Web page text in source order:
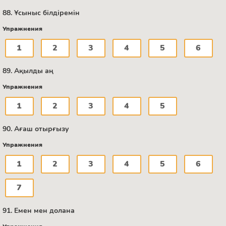
88. Ұсыныс білдіремін
Упражнения
1 2 3 4 5 6
89. Ақылды аң
Упражнения
1 2 3 4 5
90. Ағаш отырғызу
Упражнения
1 2 3 4 5 6
7
91. Емен мен долана